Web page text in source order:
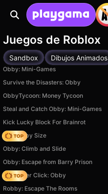
Juegos de Roblox
Sandbox Dibujos Animados
Obby: Mini-Games
Survive the Disasters: Obby
ObbyTycoon: Money Tycoon
Steal and Catch Obby: Mini-Games
Kick Lucky Block For Brainrot
Your Obby Size
Obby: Climb and Slide
Obby: Escape from Barry Prison
Speed per Click: Obby
Robby: Escape The Rooms